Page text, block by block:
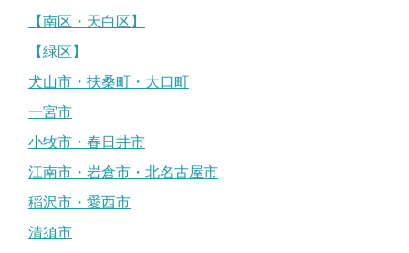
【南区・天白区】
【緑区】
犬山市・扶桑町・大口町
一宮市
小牧市・春日井市
江南市・岩倉市・北名古屋市
稲沢市・愛西市
清須市